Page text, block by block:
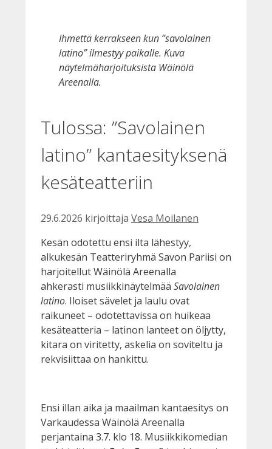
Ihmettä kerrakseen kun ”savolainen
latino” ilmestyy paikalle. Kuva
näytelmäharjoituksista Wäinölä
Areenalla.
Tulossa: ”Savolainen
latino” kantaesityksenä
kesäteatteriin
29.6.2026 kirjoittaja Vesa Moilanen
Kesän odotettu ensi ilta lähestyy,
alkukesän Teatteriryhmä Savon Pariisi on
harjoitellutWäinölä Areenalla
ahkerasti musiikkinäytelmää Savolainen
latino. Iloiset sävelet ja laulu ovat
raikuneet – odotettavissa on huikeaa
kesäteatteria – latinon lanteet on öljytty,
kitara on viritetty, askelia on soviteltu ja
rekvisiittaa on hankittu.
Ensi illan aika ja maailman kantaesitys on
Varkaudessa Wäinölä Areenalla
perjantaina 3.7. klo 18. Musiikkikomedian